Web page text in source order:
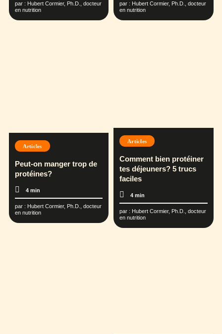
par : Hubert Cormier, Ph.D., docteur
en nutrition
par : Hubert Cormier, Ph.D., docteur
en nutrition
Articles
Peut-on manger trop de
protéines?
4 min
par : Hubert Cormier, Ph.D., docteur
en nutrition
Articles
Comment bien protéiner
tes déjeuners? 5 trucs
faciles
4 min
par : Hubert Cormier, Ph.D., docteur
en nutrition